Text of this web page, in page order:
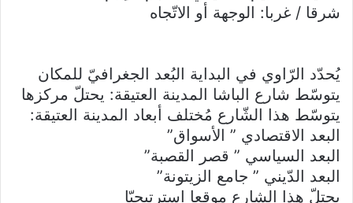
شرقا / غربا: الوجهة أو الاتّجاه
يُحدّد الرّاوي في البداية البُعد الجغرافيّ للمكان
يتوسّط شارع الباشا المدينة العتيقة: يحتلّ مركزها
يتوسّط هذا الشّارع مُختلف أبعاد المدينة العتيقة:
البعد الاقتصادي ” الأسواق”
البعد السياسي ” قصر القصبة”
البعد الدّيني ” جامع الزيتونة”
يحتلّ هذا الشارع موقعا استرتيجيّا